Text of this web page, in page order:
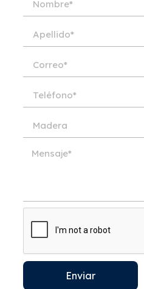
Enviar